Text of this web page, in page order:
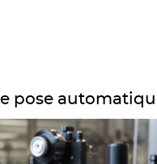
pose
pose automatique